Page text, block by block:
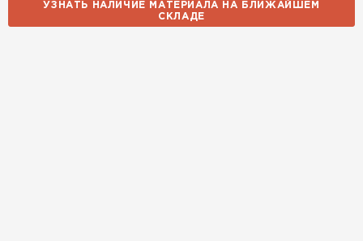
УЗНАТЬ НАЛИЧИЕ МАТЕРИАЛА НА БЛИЖАЙШЕМ
СКЛАДЕ